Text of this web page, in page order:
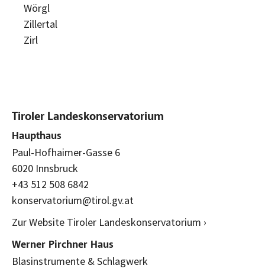
Wörgl
Zillertal
Zirl
Tiroler Landeskonservatorium
Haupthaus
Paul-Hofhaimer-Gasse 6
6020 Innsbruck
+43 512 508 6842
konservatorium@tirol.gv.at
Zur Website Tiroler Landeskonservatorium ›
Werner Pirchner Haus
Blasinstrumente & Schlagwerk